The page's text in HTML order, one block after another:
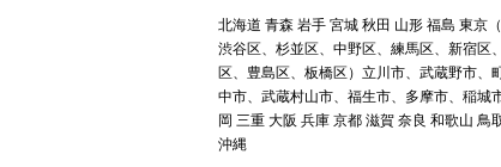
北海道 青森 岩手 宮城 秋田 山形 福島 東京
渋谷区、杉並区、中野区、練馬区、新宿区
区、豊島区、板橋区）立川市、武蔵野市、
中市、武蔵村山市、福生市、多摩市、稲城
岡 三重 大阪 兵庫 京都 滋賀 奈良 和歌山 鳥
沖縄